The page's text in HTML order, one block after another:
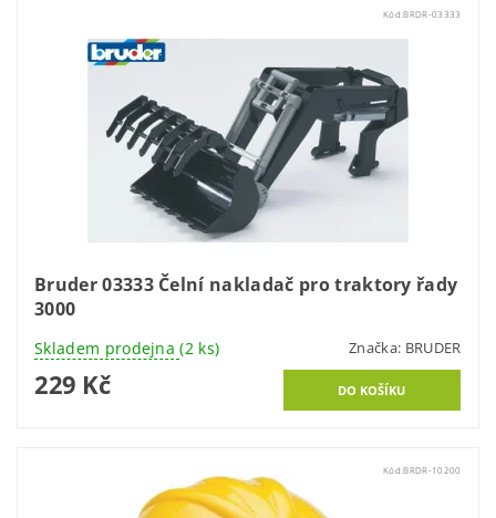
Kód:BRDR-03333
Bruder 03333 Čelní nakladač pro traktory řady
3000
Skladem prodejna(2 ks) Značka: BRUDER
229 Kč
Kód:BRDR-10200